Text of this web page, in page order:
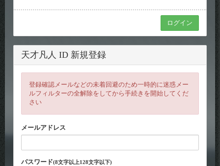
天才凡人 ID 新規登録
登録確認メールなどの未着回避のため一時的に迷惑メー
ルフィルターの全解除をしてから手続きを開始してくだ
さい
メールアドレス
パスワード(8文字以上128文字以下)